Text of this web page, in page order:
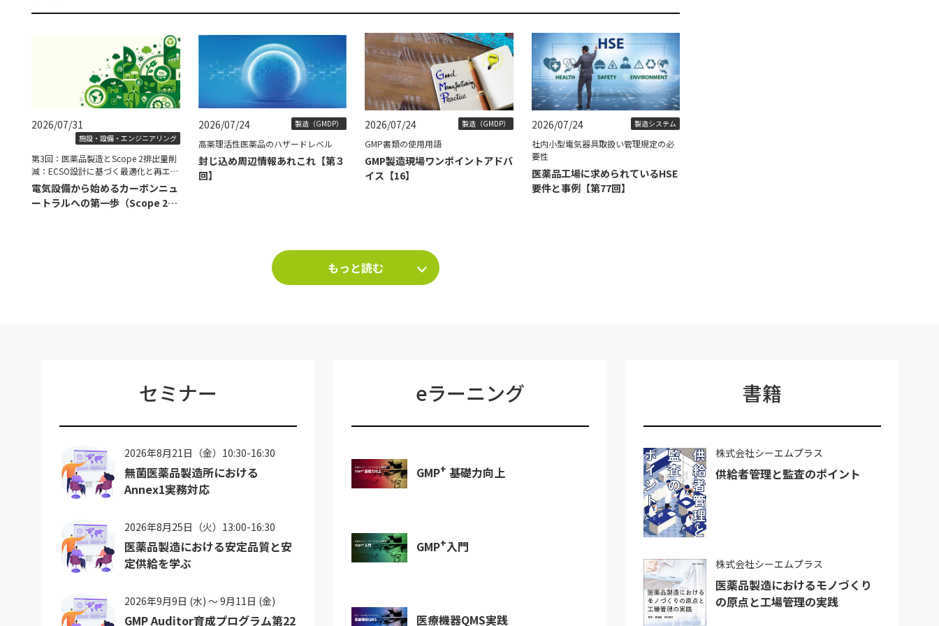
2026/07/31
施設・設備・エンジニアリング
第3回：医薬品製造とScope 2排出量削
減：ECSO設計に基づく最適化と再エネ
導入の具体策
電気設備から始めるカーボンニュ
ートラルへの第一歩（Scope 2削
2026/07/24 製造（GMDP）
高薬理活性医薬品のハザードレベル
封じ込め周辺情報あれこれ【第３
回】
2026/07/24 製造（GMDP）
GMP書類の使用用語
GMP製造現場ワンポイントアドバ
イス【16】
2026/07/24 製造システム
社内小型電気器具取扱い管理規定の必
要性
医薬品工場に求められているHSE
要件と事例【第77回】
もっと読む
セミナー
2026年8月21日（金）10:30-16:30
無菌医薬品製造所における
Annex1実務対応
2026年8月25日（火）13:00-16:30
医薬品製造における安定品質と安
定供給を学ぶ
2026年9月9日 (水) ～ 9月11日 (金)
GMP Auditor育成プログラム第22
eラーニング
GMP+ 基礎力向上
GMP+入門
医療機器QMS実践
書籍
株式会社シーエムプラス
供給者管理と監査のポイント
株式会社シーエムプラス
医薬品製造におけるモノづくり
の原点と工場管理の実践